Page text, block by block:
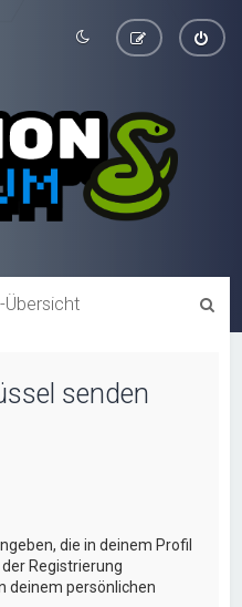
Übersicht
senden
die in deinem Profil
Registrierung
deinem persönlichen